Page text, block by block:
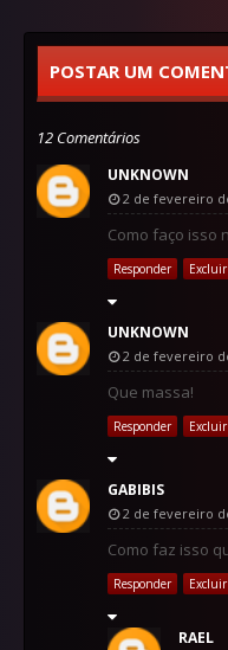
POSTAR UM
12 Comentários
UNKNOWN
2 de fevereiro
Como faço isso
Responder Excluir
UNKNOWN
2 de fevereiro
Que massa!
Responder Excluir
GABIBIS
2 de fevereiro
Como faz isso
Responder Excluir
RAEL